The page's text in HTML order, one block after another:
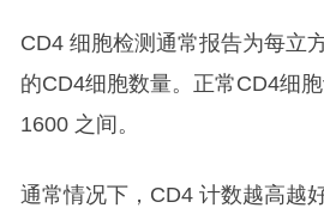
CD4 细胞检测通常报告为每立
的CD4细胞数量。正常CD4细
1600 之间。
通常情况下，CD4 计数越高越